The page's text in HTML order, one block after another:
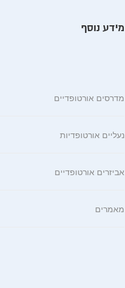
מידע נוסף
מדרסים אורטופדיים
נעליים אורטופדיות
אביזרים אורטופדיים
מאמרים